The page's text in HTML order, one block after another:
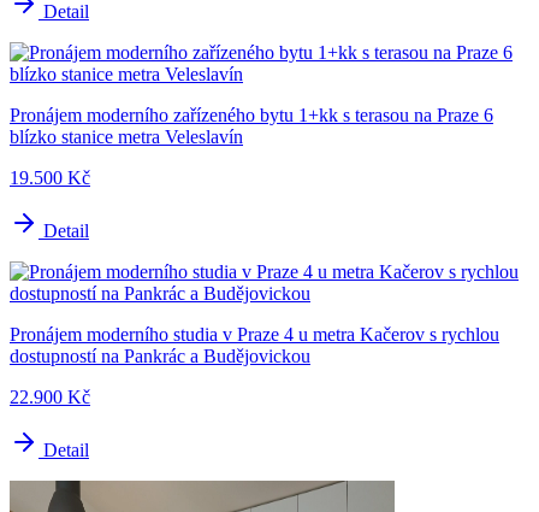
Detail
Pronájem moderního zařízeného bytu 1+kk s terasou na Praze 6
blízko stanice metra Veleslavín
19.500 Kč
Detail
Pronájem moderního studia v Praze 4 u metra Kačerov s rychlou
dostupností na Pankrác a Budějovickou
22.900 Kč
Detail